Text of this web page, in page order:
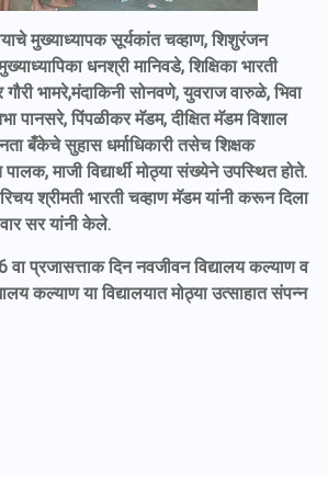
मुख्याध्यापक सूर्यकांत चव्हाण, शिशुरंजन
धनश्री मानिवडे, शिक्षिका भारती
भामरे,मंदाकिनी सोनवणे, युवराज वारुळे, भिवा
पानसरे, पिंपळीकर मॅडम, दीक्षित मॅडमविशाल
बँकेचे सुहास धर्माधिकारी तसेच शिक्षक
माजी विद्यार्थी मोठ्या संख्येने उपस्थित होते.
श्रीमती भारती चव्हाण मॅडम यांनी करून दिला
सर यांनी केले.
वा प्रजासत्ताक दिन नवजीवन विद्यालय कल्याण व
कल्याण या विद्यालयात मोठ्या उत्साहात संपन्न